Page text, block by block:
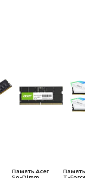
Память Acer